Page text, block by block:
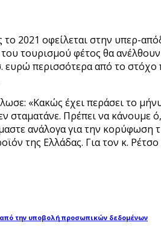
2021 οφείλεται στην υπερ-
τουρισμού φέτος θα
ευρώ περισσότερα από το
«Κακώς έχει περάσει το
σταματάνε. Πρέπει να
ανάλογα για την κορύφωση
της Ελλάδας. Για τον κ.
από την υποβολή προσωπικών δεδομένων